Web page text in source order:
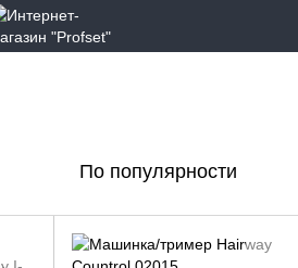
По популярности